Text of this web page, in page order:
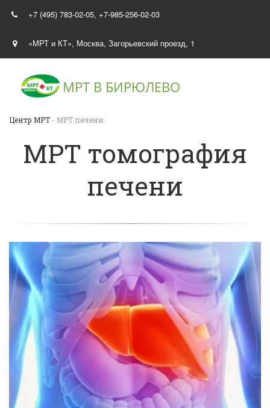
+7 (495) 783-02-05, +7-985-256-02-03
«МРТ и КТ», Москва, Загорьевский проезд, 1
МРТ В БИРЮЛЕВО
Центр МРТ - МРТ печени
МРТ томография
печени